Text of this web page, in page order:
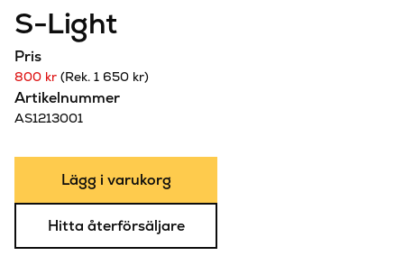
S-Light
Pris
800 kr (Rek. 1 650 kr)
Artikelnummer
AS1213001
Lägg i varukorg
Hitta återförsäljare